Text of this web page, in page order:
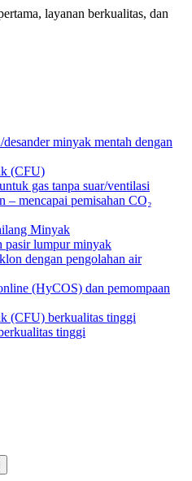
layanan berkualitas, dan
minyak mentah dengan
(CFU)
gas tanpa suar/ventilasi
– mencapai pemisahan CO₂
Minyak
pasir lumpur minyak
dengan pengolahan air
(HyCOS) dan pemompaan
(CFU) berkualitas tinggi
tinggi